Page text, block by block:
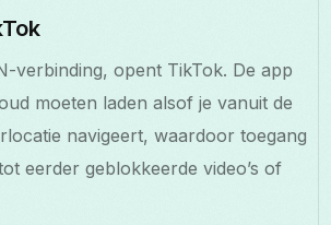
verbinding, opent TikTok. De app
moeten laden alsof je vanuit de
navigeert, waardoor toegang
eerder geblokkeerde video’s of